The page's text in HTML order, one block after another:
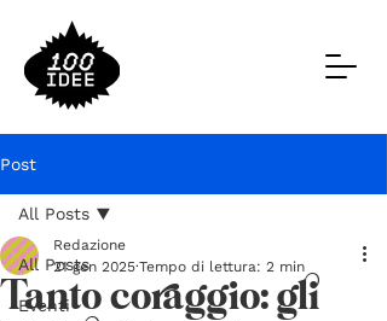
Post
All Posts
Eventi
All Posts
Tanto coraggio: gli
Redazione
21 gen 2025 Tempo di lettura: 2 min